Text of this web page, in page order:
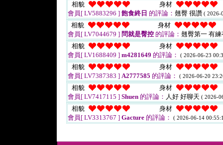
相貌
身材
會員[ LV5883296 ] 飽食終日 的評論： 翹臀 很讚 ( 2026-
相貌
身材
會員[ LV7044679 ] 問就是臀控 的評論： 翹臀第一 有
相貌
身材
會員[ LV1688409 ] m4281649 的評論： ( 2026-06-23
相貌
身材
會員[ LV7387383 ] A2777585 的評論： ( 2026-06-20
相貌
身材
會員[ LV7417115 ] Shuen 的評論： 人好 好聊天 ( 2026-
相貌
身材
會員[ LV3313767 ] Gacture 的評論： ( 2026-06-14